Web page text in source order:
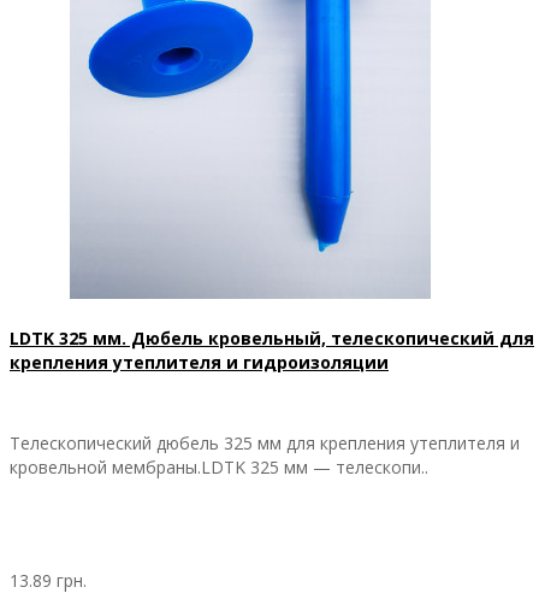
LDTK 325 мм. Дюбель кровельный, телескопический для
крепления утеплителя и гидроизоляции
Телескопический дюбель 325 мм для крепления утеплителя и
кровельной мембраны.LDTK 325 мм — телескопи..
13.89 грн.